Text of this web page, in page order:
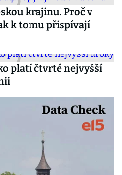
krajinu. Proč v
k tomu přispívají
platí čtvrté nejvyšší